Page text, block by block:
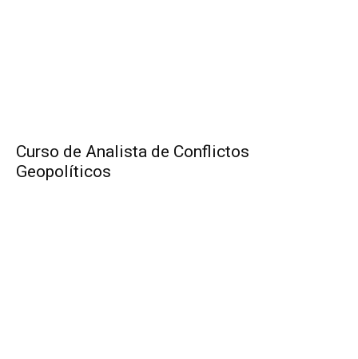
Curso de Analista de Conflictos
Geopolíticos